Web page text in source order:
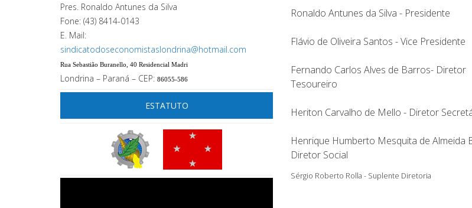
Pres. Ronaldo Antunes da Silva
Fone: (43) 8414-0143
E. Mail:
sindicatodoseconomistaslondrina@hotmail.com
Rua Sebastião Buranello, 40 Residencial Madri
Londrina – Paraná – CEP: 86055-586
ESTATUTO
Ronaldo Antunes da Silva - Presidente
Flávio de Oliveira Santos - Vice Presidente
Fernando Carlos Alves de Barros- Diretor
Tesoureiro
Heriton Carvalho de Mello - Diretor
Henrique Humberto Mesquita de Almeida
Diretor Social
Sérgio Roberto Rolla - Suplente Diretoria